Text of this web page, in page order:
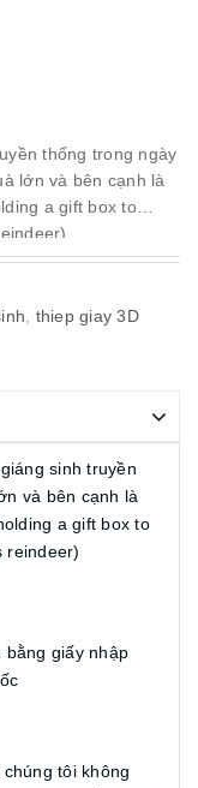
thống trong ngày
lớn và bên cạnh là
a gift box to
thiep giay 3D
sinh truyền
và bên cạnh là
a gift box to
reindeer)
bằng giấy nhập
tôi không